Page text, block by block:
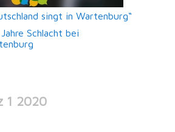
singt in Wartenburg“
Schlacht bei
1 2020